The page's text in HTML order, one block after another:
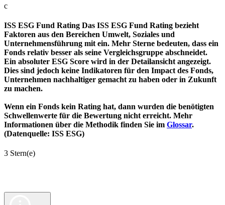
c
ISS ESG Fund Rating Das ISS ESG Fund Rating bezieht
Faktoren aus den Bereichen Umwelt, Soziales und
Unternehmensführung mit ein. Mehr Sterne bedeuten, dass ein
Fonds relativ besser als seine Vergleichsgruppe abschneidet.
Ein absoluter ESG Score wird in der Detailansicht angezeigt.
Dies sind jedoch keine Indikatoren für den Impact des Fonds,
Unternehmen nachhaltiger gemacht zu haben oder in Zukunft
zu machen.
Wenn ein Fonds kein Rating hat, dann wurden die benötigten
Schwellenwerte für die Bewertung nicht erreicht. Mehr
Informationen über die Methodik finden Sie im Glossar.
(Datenquelle: ISS ESG)
3 Stern(e)